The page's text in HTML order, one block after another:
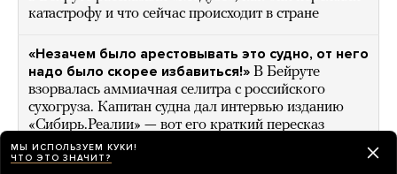
катастрофу и что сейчас происходит в стране
«Незачем было арестовывать это судно, от него
надо было скорее избавиться!» В Бейруте
взорвалась аммиачная селитра с российского
сухогруза. Капитан судна дал интервью изданию
«Сибирь.Реалии» — вот его краткий пересказ
Тысячи людей вышли на улицы Бейрута, требуя
МЫ ИСПОЛЬЗУЕМ КУКИ!
ЧТО ЭТО ЗНАЧИТ?